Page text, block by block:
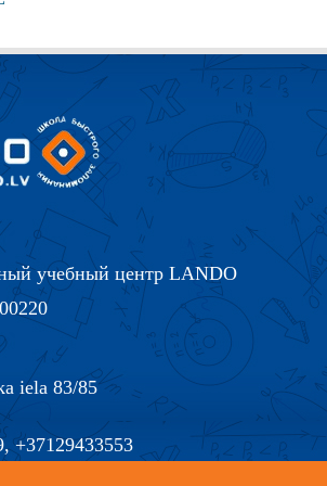
учебный центр LANDO
iela 83/85
+37129433553